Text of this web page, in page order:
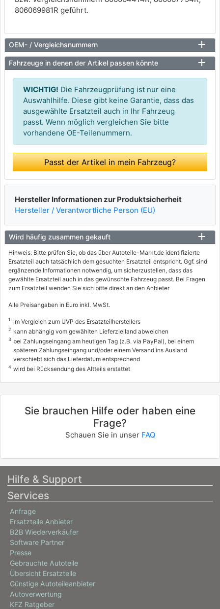
806069981R geführt.
OEM- / Vergleichsnummern
Fahrzeuge in denen der Artikel passen könnte
WICHTIG! Die Fahrzeugprüfung ist nur eine
Auswahlhilfe. Diese gibt keine Garantie, dass das
ausgewählte Ersatzteil auch in Ihr Fahrzeug
passt. Wenn möglich vergleichen Sie bitte
vorhandene OE-Teilenummern.
Passt der Artikel in mein Fahrzeug?
Hersteller Informationen zur Produktsicherheit
Hersteller / Verantwortliche Person (EU)
Wird häufig zusammen gekauft
Hinweis: Bitte prüfen Sie, ob das über Autoteile-Markt.de identifizierte
Ersatzteil auch tatsächlich dem gesuchten Ersatzteil entspricht. Ggf. sind
ergänzende Informationen notwendig, um sicherzustellen, dass das
gewählte Ersatzteil auch in das gewünschte Fahrzeug passt. Bei Fragen
zum Ersatzteil wenden Sie sich bitte direkt an den Anbieter
Alle Preisangaben in Euro inkl. MwSt.
1 im Vergleich zum UVP des Ersatzteilherstellers
2 kann abhängig vom gewählten Lieferzielland abweichen
3 bei Zahlungseingang am heutigen Tag (z.B. via PayPal), bei einem
späteren Zahlungseingang und/oder einem Versand ins Ausland
verschiebt sich das Lieferdatum entsprechend
4 wird bei Rücksendung des Altteils erstattet
Sie brauchen Hilfe oder haben eine
Frage?
Schauen Sie in unser FAQ
Hilfe & Support
Services
Anfrage
Ersatzteile Anbieter
B2B Wiederverkäufer
Software Partner
Presse
Gebrauchte Autoteile
Übersicht Ersatzteile
Günstige Autoteileanbieter
Autoverwertung
KFZ Ratgeber